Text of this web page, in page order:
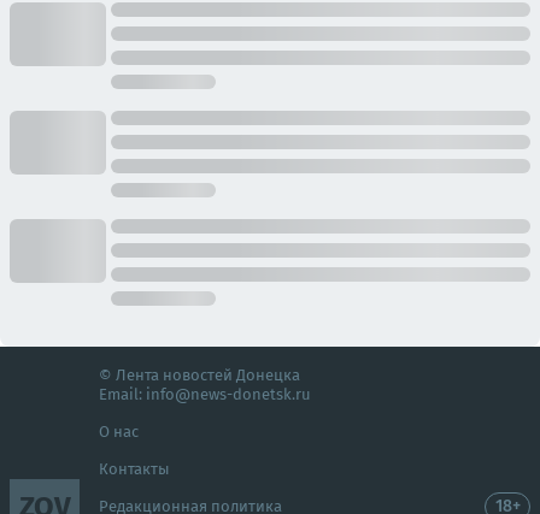
ZOV
© Лента новостей Донецка
Email: info@news-donetsk.ru
О нас
Контакты
Редакционная политика 18+